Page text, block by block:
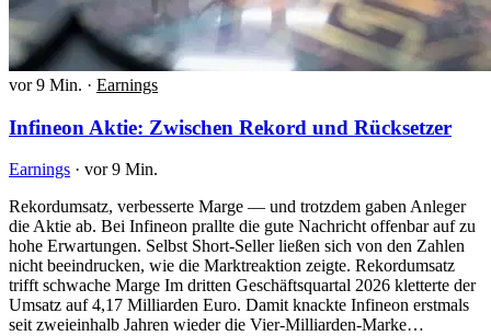
vor 9 Min. · Earnings
Infineon Aktie: Zwischen Rekord und Rücksetzer
Earnings · vor 9 Min.
Rekordumsatz, verbesserte Marge — und trotzdem gaben Anleger
die Aktie ab. Bei Infineon prallte die gute Nachricht offenbar auf zu
hohe Erwartungen. Selbst Short-Seller ließen sich von den Zahlen
nicht beeindrucken, wie die Marktreaktion zeigte. Rekordumsatz
trifft schwache Marge Im dritten Geschäftsquartal 2026 kletterte der
Umsatz auf 4,17 Milliarden Euro. Damit knackte Infineon erstmals
seit zweieinhalb Jahren wieder die Vier-Milliarden-Marke…